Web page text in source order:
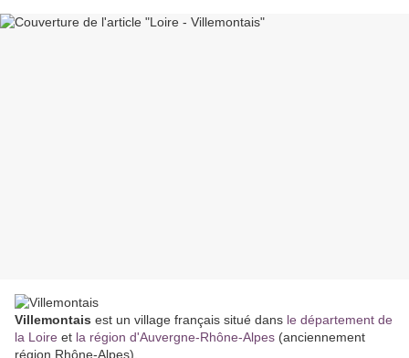
Villemontais est un village français situé dans le département de
la Loire et la région d'Auvergne-Rhône-Alpes (anciennement
région Rhône-Alpes).